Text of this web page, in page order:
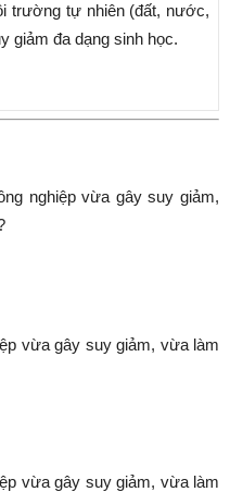
trường tự nhiên (đất, nước,
giảm đa dạng sinh học.
nghiệp vừa gây suy giảm,
vừa gây suy giảm, vừa làm
vừa gây suy giảm, vừa làm